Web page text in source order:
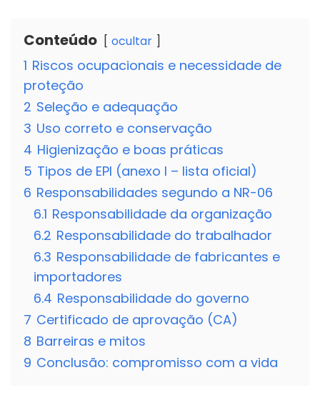
Conteúdo ocultar
1 Riscos ocupacionais e necessidade de
proteção
2 Seleção e adequação
3 Uso correto e conservação
4 Higienização e boas práticas
5 Tipos de EPI (anexo I – lista oficial)
6 Responsabilidades segundo a NR-06
6.1 Responsabilidade da organização
6.2 Responsabilidade do trabalhador
6.3 Responsabilidade de fabricantes e
importadores
6.4 Responsabilidade do governo
7 Certificado de aprovação (CA)
8 Barreiras e mitos
9 Conclusão: compromisso com a vida